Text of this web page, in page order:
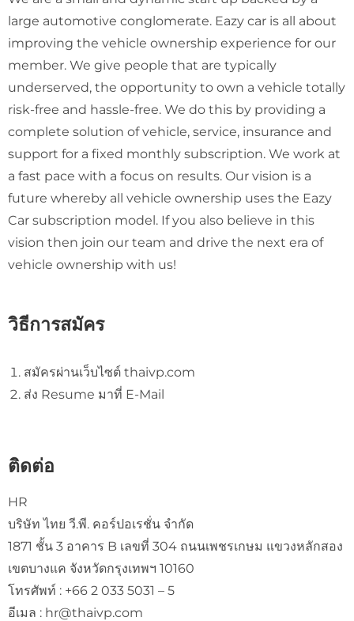
large automotive conglomerate. Eazy car is all about
improving the vehicle ownership experience for our
member. We give people that are typically
underserved, the opportunity to own a vehicle totally
risk-free and hassle-free. We do this by providing a
complete solution of vehicle, service, insurance and
support for a fixed monthly subscription. We work at
a fast pace with a focus on results. Our vision is a
future whereby all vehicle ownership uses the Eazy
Car subscription model. If you also believe in this
vision then join our team and drive the next era of
vehicle ownership with us!
วิธีการสมัคร
สมัครผ่านเว็บไซต์ thaivp.com
ส่ง Resume มาที่ E-Mail
ติดต่อ
HR
บริษัท ไทย วี.พี. คอร์ปอเรชั่น จำกัด
1871 ชั้น 3 อาคาร B เลขที่ 304 ถนนเพชรเกษม แขวงหลักสอง
เขตบางแค จังหวัดกรุงเทพฯ 10160
โทรศัพท์ : +66 2 033 5031 – 5
อีเมล : hr@thaivp.com